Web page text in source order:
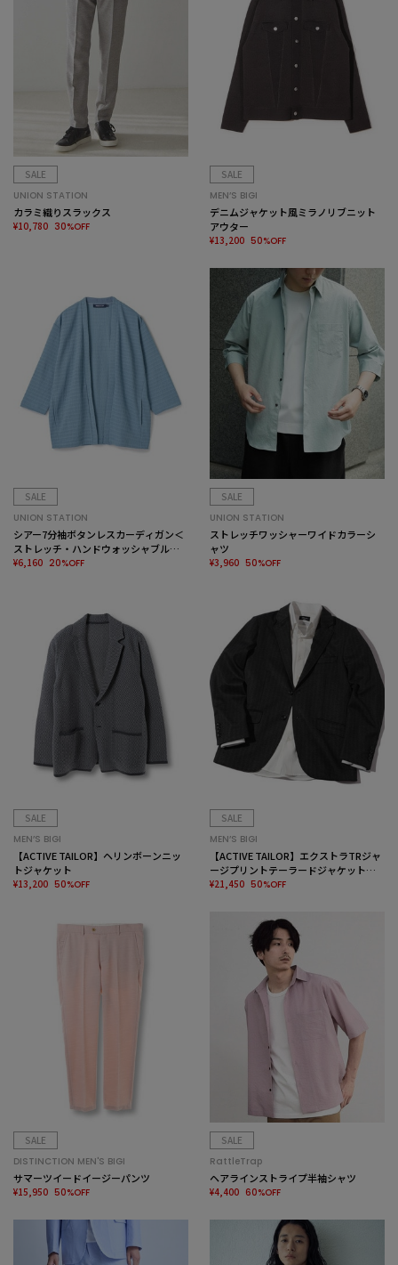
SALE
UNION STATION
カラミ織りスラックス
¥10,780 30%OFF
SALE
MEN’S BIGI
デニムジャケット風ミラノリブニット
アウター
¥13,200 50%OFF
SALE
UNION STATION
シアー7分袖ボタンレスカーディガン＜
ストレッチ・ハンドウォッシャブル・
接触冷感・通気性＞
¥6,160 20%OFF
SALE
UNION STATION
ストレッチワッシャーワイドカラーシ
ャツ
¥3,960 50%OFF
SALE
MEN’S BIGI
【ACTIVE TAILOR】ヘリンボーンニッ
トジャケット
¥13,200 50%OFF
SALE
MEN’S BIGI
【ACTIVE TAILOR】エクストラTRジャ
ージプリントテーラードジャケット＜
セットアップ・スリーピース対応＞
¥21,450 50%OFF
SALE
DISTINCTION MEN'S BIGI
サマーツイードイージーパンツ
¥15,950 50%OFF
SALE
RattleTrap
ヘアラインストライプ半袖シャツ
¥4,400 60%OFF